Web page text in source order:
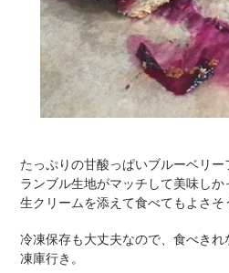
たっぷりの甘酸っぱいブルーベリ
ランブル生地がマッチして美味しか
生クリームを添えて食べてもよさそ
冷凍保存も大丈夫なので、食べき
凍庫行き。